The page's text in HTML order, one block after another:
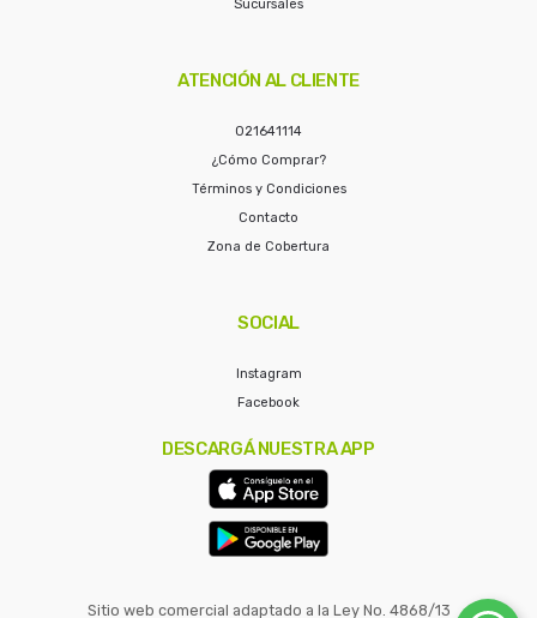
Sucursales
ATENCIÓN AL CLIENTE
021641114
¿Cómo Comprar?
Términos y Condiciones
Contacto
Zona de Cobertura
SOCIAL
Instagram
Facebook
DESCARGÁ NUESTRA APP
Sitio web comercial adaptado a la Ley No. 4868/13